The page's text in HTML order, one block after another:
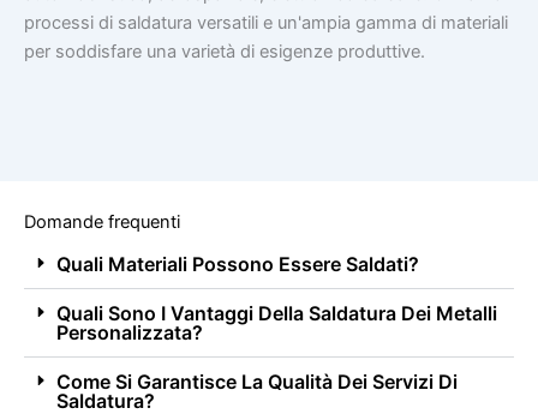
processi di saldatura versatili e un'ampia gamma di materiali
per soddisfare una varietà di esigenze produttive.
Domande frequenti
Quali Materiali Possono Essere Saldati?
Quali Sono I Vantaggi Della Saldatura Dei Metalli
Personalizzata?
Come Si Garantisce La Qualità Dei Servizi Di
Saldatura?